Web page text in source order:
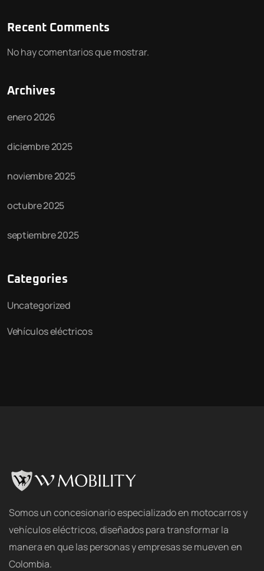
Recent Comments
No hay comentarios que mostrar.
Archives
enero 2026
diciembre 2025
noviembre 2025
octubre 2025
septiembre 2025
Categories
Uncategorized
Vehículos eléctricos
Somos un concesionario especializado en motocarros y
vehículos eléctricos, diseñados para transformar la
manera en que las personas y empresas se mueven en
Colombia.